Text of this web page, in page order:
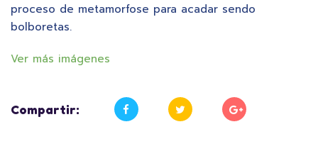
proceso de metamorfose para acadar sendo
bolboretas.
Ver más imágenes
Compartir: